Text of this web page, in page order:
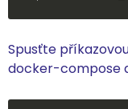
Spusťte
docker-compose